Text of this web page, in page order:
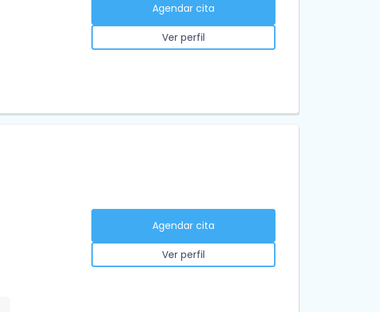
Agendar cita
Ver perfil
Agendar cita
Ver perfil